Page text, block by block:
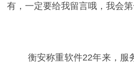
有，一定要给我留言哦，我会第
衡安称重软件22年来，服